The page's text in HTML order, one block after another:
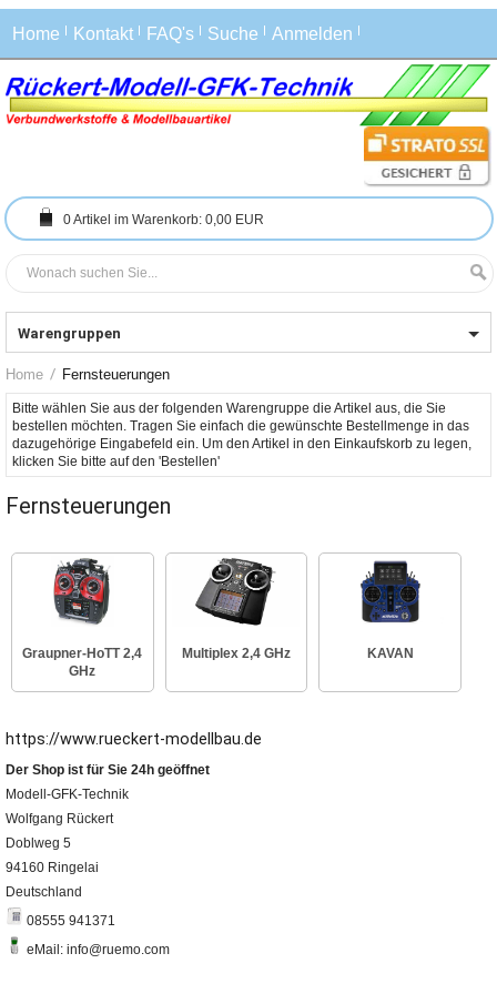
Home Kontakt FAQ's Suche Anmelden
0Artikel im Warenkorb: 0,00 EUR
Warengruppen
Home Fernsteuerungen
Bitte wählen Sie aus der folgenden Warengruppe die Artikel aus, die Sie
bestellen möchten. Tragen Sie einfach die gewünschte Bestellmenge in das
dazugehörige Eingabefeld ein. Um den Artikel in den Einkaufskorb zu legen,
Fernsteuerungen
Graupner-HoTT 2,4
GHz
Multiplex 2,4 GHz KAVAN
https://www.rueckert-modellbau.de
Der Shop ist für Sie 24h geöffnet
Modell-GFK-Technik
Wolfgang Rückert
Doblweg 5
94160 Ringelai
Deutschland
08555 941371
eMail: info@ruemo.com